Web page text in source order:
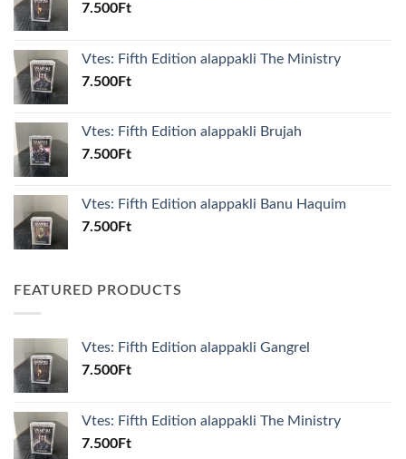
7.500Ft
Vtes: Fifth Edition alappakli The Ministry
7.500Ft
Vtes: Fifth Edition alappakli Brujah
7.500Ft
Vtes: Fifth Edition alappakli Banu Haquim
7.500Ft
FEATURED PRODUCTS
Vtes: Fifth Edition alappakli Gangrel
7.500Ft
Vtes: Fifth Edition alappakli The Ministry
7.500Ft